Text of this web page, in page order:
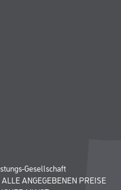
Gesellschaft
ANGEGEBENEN PREISE